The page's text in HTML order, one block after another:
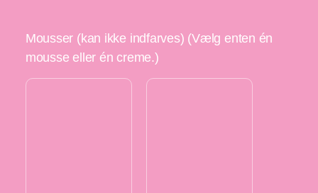
Mousser (kan ikke indfarves) (Vælg enten én
mousse eller én creme.)